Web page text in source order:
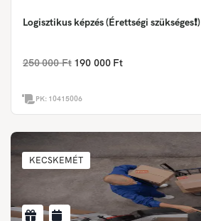
Logisztikus képzés (Érettségi szükséges❗)
250 000 Ft 190 000 Ft
PK: 10415006
KECSKEMÉT